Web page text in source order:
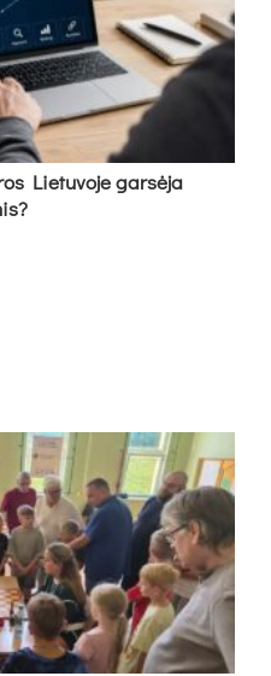
Lietuvoje garsėja